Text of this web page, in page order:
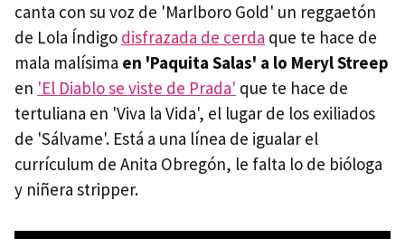
canta con su voz de 'Marlboro Gold' un reggaetón
de Lola Índigo disfrazada de cerda que te hace de
mala malísima en 'Paquita Salas' a lo Meryl Streep
en 'El Diablo se viste de Prada' que te hace de
tertuliana en 'Viva la Vida', el lugar de los exiliados
de 'Sálvame'. Está a una línea de igualar el
currículum de Anita Obregón, le falta lo de bióloga
y niñera stripper.